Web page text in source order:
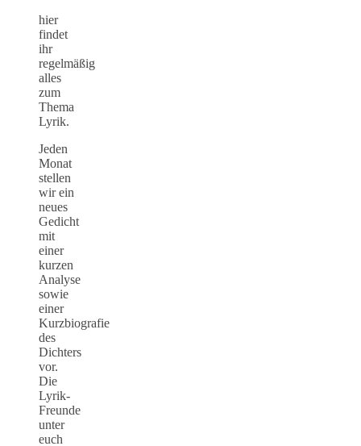
hier
findet
ihr
regelmäßig
alles
zum
Thema
Lyrik.
Jeden
Monat
stellen
wir ein
neues
Gedicht
mit
einer
kurzen
Analyse
sowie
einer
Kurzbiografie
des
Dichters
vor.
Die
Lyrik-
Freunde
unter
euch